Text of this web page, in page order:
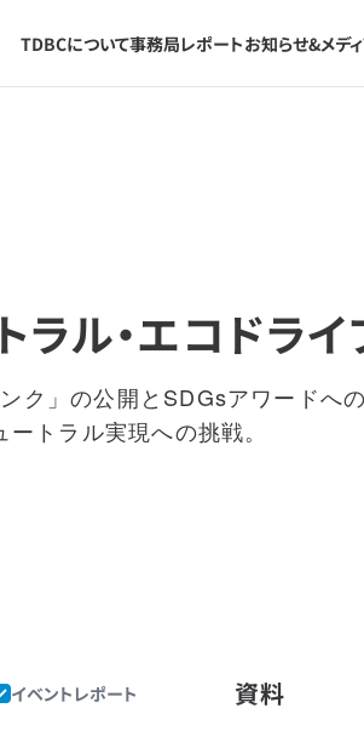
TDBCについて事務局レポートお知らせ&メデ
ラル・エコドラ
ク」の公開とSDGsアワードへ
トラル実現への挑戦。
イベントレポート 資料